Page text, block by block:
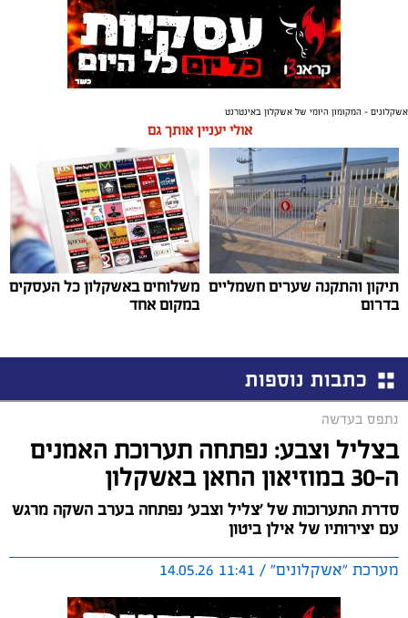
אשקלונים - המקומון היומי של אשקלון באינטרנט
אולי יעניין אותך גם
תיקון והתקנה שערים חשמליים
בדרום
משלוחים באשקלון כל העסקים
במקום אחד
כתבות נוספות
נתפס בעדשה
בצליל וצבע: נפתחה תערוכת האמנים
ה-30 במוזיאון החאן באשקלון
סדרת התערוכות של 'צליל וצבע' נפתחה בערב השקה מרגש
עם יצירותיו של אילן ביטון
מערכת "אשקלונים" / 11:41 14.05.26